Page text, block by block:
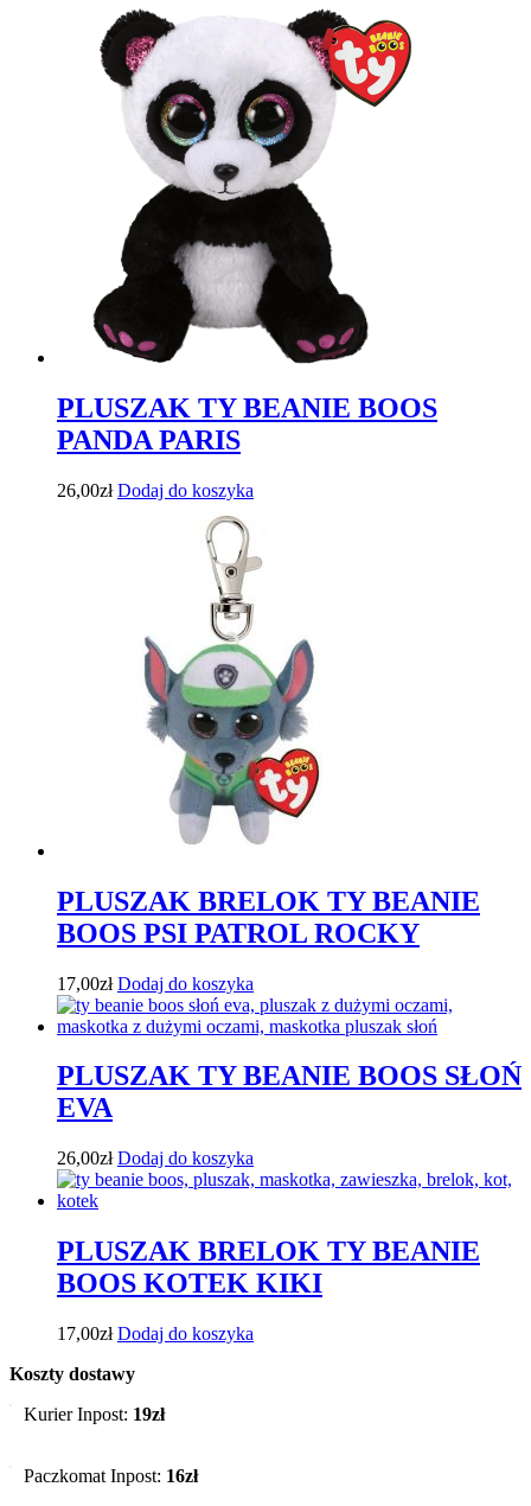
PLUSZAK TY BEANIE BOOS
PANDA PARIS
26,00zł Dodaj do koszyka
PLUSZAK BRELOK TY BEANIE
BOOS PSI PATROL ROCKY
17,00zł Dodaj do koszyka
PLUSZAK TY BEANIE BOOS SŁOŃ
EVA
26,00zł Dodaj do koszyka
PLUSZAK BRELOK TY BEANIE
BOOS KOTEK KIKI
17,00zł Dodaj do koszyka
Koszty dostawy
Kurier Inpost: 19zł
Paczkomat Inpost: 16zł